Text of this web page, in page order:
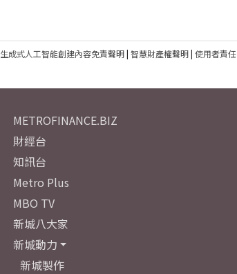
生成式人工智能創建內容免責聲明| 智慧財產權聲明| 使用者責任
METROFINANCE.BIZ
財經台
知訊台
Metro Plus
MBO TV
新城八大家
新城動力
新城製作